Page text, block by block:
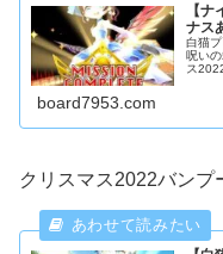
【
ナス
白猫
呪い
ス
board7953.com
クリスマス2022バンプ